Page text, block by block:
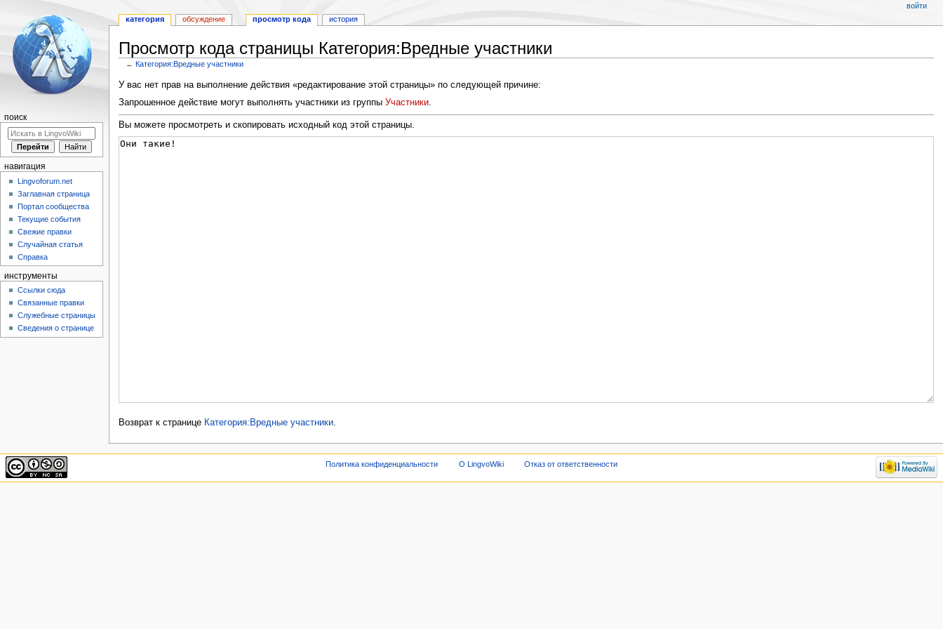
Просмотр кода страницы Категория:Вредные участники
← Категория:Вредные участники
Перейти
к
Перейти
к
У вас нет прав на выполнение действия «редактирование этой страницы» по следующей причине:
Запрошенное действие могут выполнять участники из группы Участники.
Вы можете просмотреть и скопировать исходный код этой страницы.
Возврат к странице Категория:Вредные участники.
категория обсуждение просмотр кода история
войти
поиск
навигация
Lingvoforum.net
Заглавная страница
Портал сообщества
Текущие события
Свежие правки
Случайная статья
Справка
инструменты
Ссылки сюда
Связанные правки
Служебные страницы
Сведения о странице
Политика конфиденциальности О LingvoWiki Отказ от ответственности